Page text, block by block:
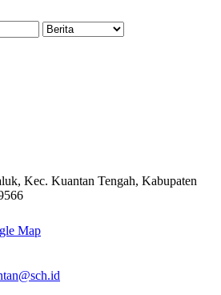
Kec. Kuantan Tengah, Kabupaten
Map